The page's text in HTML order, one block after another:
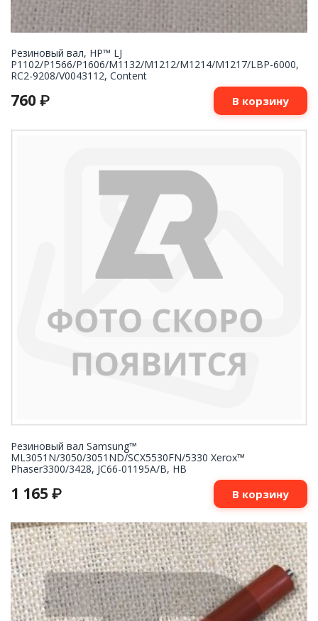
Резиновый вал, HP™ LJ
P1102/P1566/P1606/M1132/M1212/M1214/M1217/LBP-6000,
RC2-9208/V0043112, Content
760 ₽ В корзину
Резиновый вал Samsung™
ML3051N/3050/3051ND/SCX5530FN/5330 Xerox™
Phaser3300/3428, JC66-01195A/B, HB
1 165 ₽ В корзину